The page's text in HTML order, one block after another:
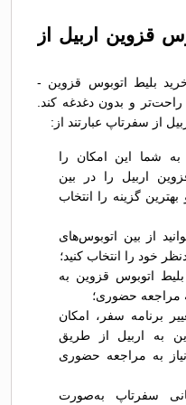
قزوين اربیل از
بلیط اتوبوس قزوين -
و بدون دغدغه کند.
از سفرتاپ عبارتند از:
شما این امکان را
اربیل را در بین
گزینه را انتخاب
از بین اتوبوس‌های
اتوبوس قزوين به
مراجعه حضوری؛
برنامه سفر، امکان
به اربیل از طریق
به مراجعه حضوری
پشتیبانی سفرتاپ به‌صورت